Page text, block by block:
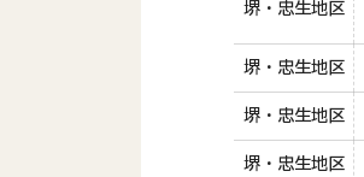
堺・忠生地区
堺・忠生地区
堺・忠生地区
堺・忠生地区